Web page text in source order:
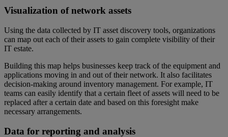
Visualization of network assets
Using the data collected by IT asset discovery tools, organizations
can map out each of their assets to gain complete visibility of their
IT estate.
Building this map helps businesses keep track of the equipment and
applications moving in and out of their network. It also facilitates
decision-making around inventory management. For example, IT
teams can easily identify that a certain fleet of assets will need to be
replaced after a certain date and based on this foresight make
necessary arrangements.
Data for reporting and analysis